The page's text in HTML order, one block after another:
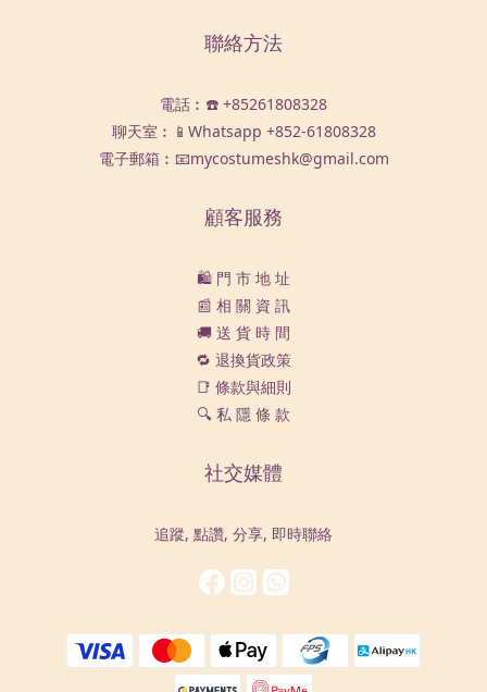
聯絡方法
電話︰☎️ +85261808328
聊天室︰📱Whatsapp +852-61808328
電子郵箱︰📧mycostumeshk@gmail.com
顧客服務
🛍️ 門 市 地 址
📰 相 關 資 訊
🚚 送 貨 時 間
🔁 退換貨政策
📑 條款與細則
🔍 私 隱 條 款
社交媒體
追蹤, 點讚, 分享, 即時聯絡